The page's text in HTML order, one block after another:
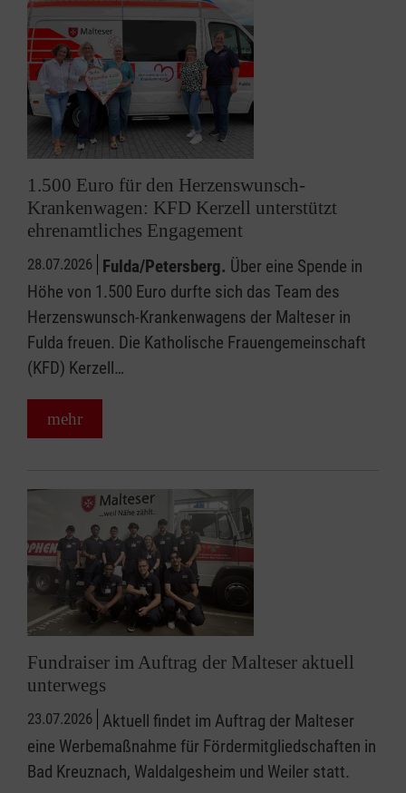
1.500 Euro für den Herzenswunsch-
Krankenwagen: KFD Kerzell unterstützt
ehrenamtliches Engagement
28.07.2026 Fulda/Petersberg. Über eine Spende in
Höhe von 1.500 Euro durfte sich das Team des
Herzenswunsch-Krankenwagens der Malteser in
Fulda freuen. Die Katholische Frauengemeinschaft
(KFD) Kerzell…
mehr
Fundraiser im Auftrag der Malteser aktuell
unterwegs
23.07.2026 Aktuell findet im Auftrag der Malteser
eine Werbemaßnahme für Fördermitgliedschaften in
Bad Kreuznach, Waldalgesheim und Weiler statt.